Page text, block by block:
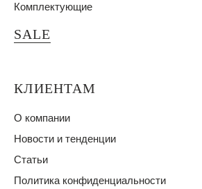
Комплектующие
SALE
КЛИЕНТАМ
О компании
Новости и тенденции
Статьи
Политика конфиденциальности